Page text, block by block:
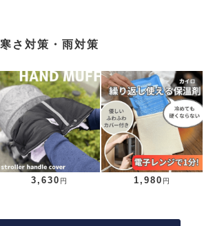
寒さ対策・雨対策
3,630 円 1,980 円